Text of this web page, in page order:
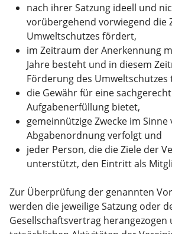
nach ihrer Satzung ideell und
vorübergehend vorwiegend die
Umweltschutzes fördert,
im Zeitraum der Anerkennung
Jahre besteht und in diesem
Förderung des
die Gewähr für eine
Aufgabenerfüllung bietet,
gemeinnützige Zwecke im Sinne
Abgabenordnung verfolgt und
jeder Person, die die Ziele der
unterstützt, den Eintritt als
Zur Überprüfung der genannten
werden die jeweilige Satzung oder
Gesellschaftsvertrag herangezogen